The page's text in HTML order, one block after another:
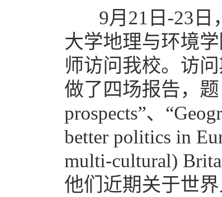
9月21日-23日
大学地理与环境
师访问我校。访
做了四场报告，
prospects”、
better politics in
multi-cultural)
他们近期关于世